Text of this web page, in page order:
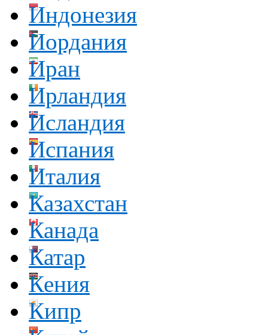
Индонезия
Иордания
Иран
Ирландия
Исландия
Испания
Италия
Казахстан
Канада
Катар
Кения
Кипр